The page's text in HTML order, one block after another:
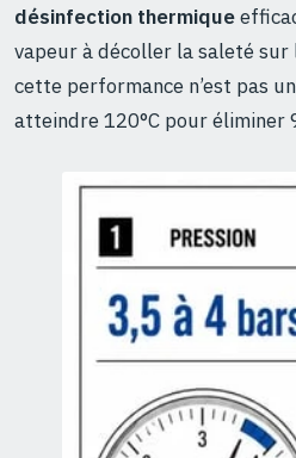
désinfection thermique
vapeur à décoller la saleté
cette performance n’est pas
atteindre 120°C pour éliminer